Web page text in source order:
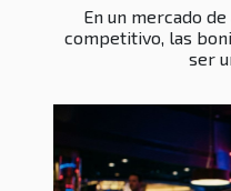
En un mercado
competitivo, las
ser